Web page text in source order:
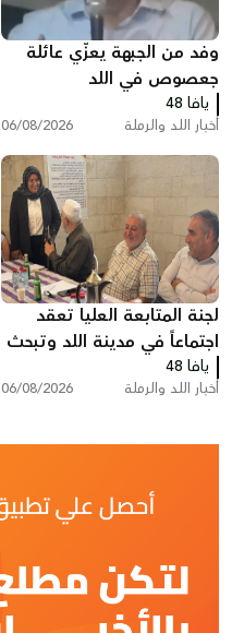
وفد من الجبهة يعزّي عائلة
جعصوص في اللد
يافا 48
أخبار اللد والرملة 06/08/2026
لجنة المتابعة العليا تعقد
اجتماعاً في مدينة اللد وتبحث
ملفات الجريمة والعنف
يافا 48
أخبار اللد والرملة 06/08/2026